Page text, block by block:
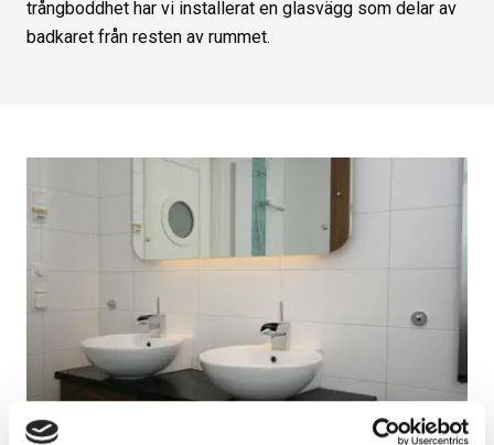
trångboddhet har vi installerat en glasvägg som delar av
badkaret från resten av rummet.